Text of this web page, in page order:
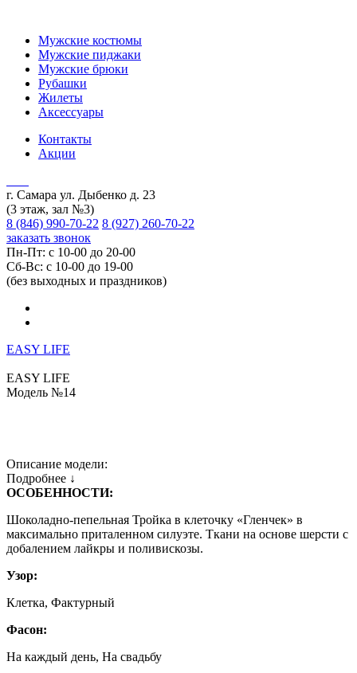
Мужские костюмы
Мужские пиджаки
Мужские брюки
Рубашки
Жилеты
Аксессуары
Контакты
Акции
г. Самара ул. Дыбенко д. 23
(3 этаж, зал №3)
8 (846) 990-70-22 8 (927) 260-70-22
заказать звонок
Пн-Пт: с 10-00 до 20-00
Сб-Вс: с 10-00 до 19-00
(без выходных и праздников)
EASY LIFE
EASY LIFE
Модель №14
Описание модели:
Подробнее ↓
ОСОБЕННОСТИ:
Шоколадно-пепельная Тройка в клеточку «Гленчек» в
максимально приталенном силуэте. Ткани на основе шерсти с
добалением лайкры и поливискозы.
Узор:
Клетка, Фактурный
Фасон:
На каждый день, На свадьбу